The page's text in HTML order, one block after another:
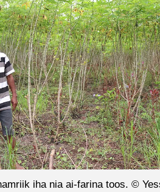
iha nia ai-farina toos. ©